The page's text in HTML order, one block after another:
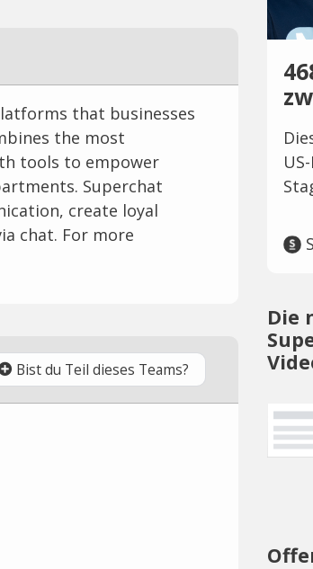
that businesses
the most
tools to empower
Superchat
create loyal
chat. For more
Bist du Teil dieses Teams?
Die